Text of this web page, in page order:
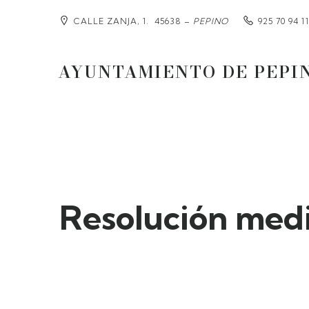
CALLE ZANJA, 1. 45638 – PEPINO 925 70 94 11
AYUNTAMIENTO DE
Resolución